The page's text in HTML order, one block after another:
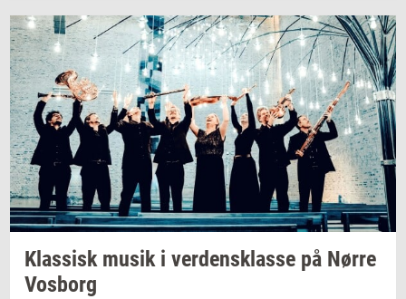
Klas­siskmusik i ver­dens­klas­se på Nørre
Vos­borg